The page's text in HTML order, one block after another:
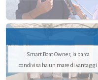
Smart Boat Owner, la barca
condivisa ha un mare di vantaggi